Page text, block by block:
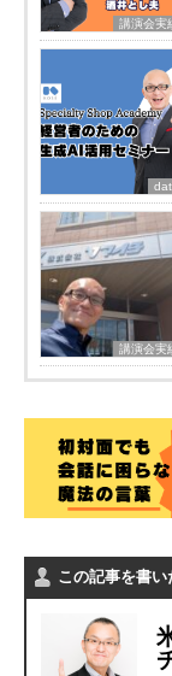
講演会実
講演会実
この記事を書い